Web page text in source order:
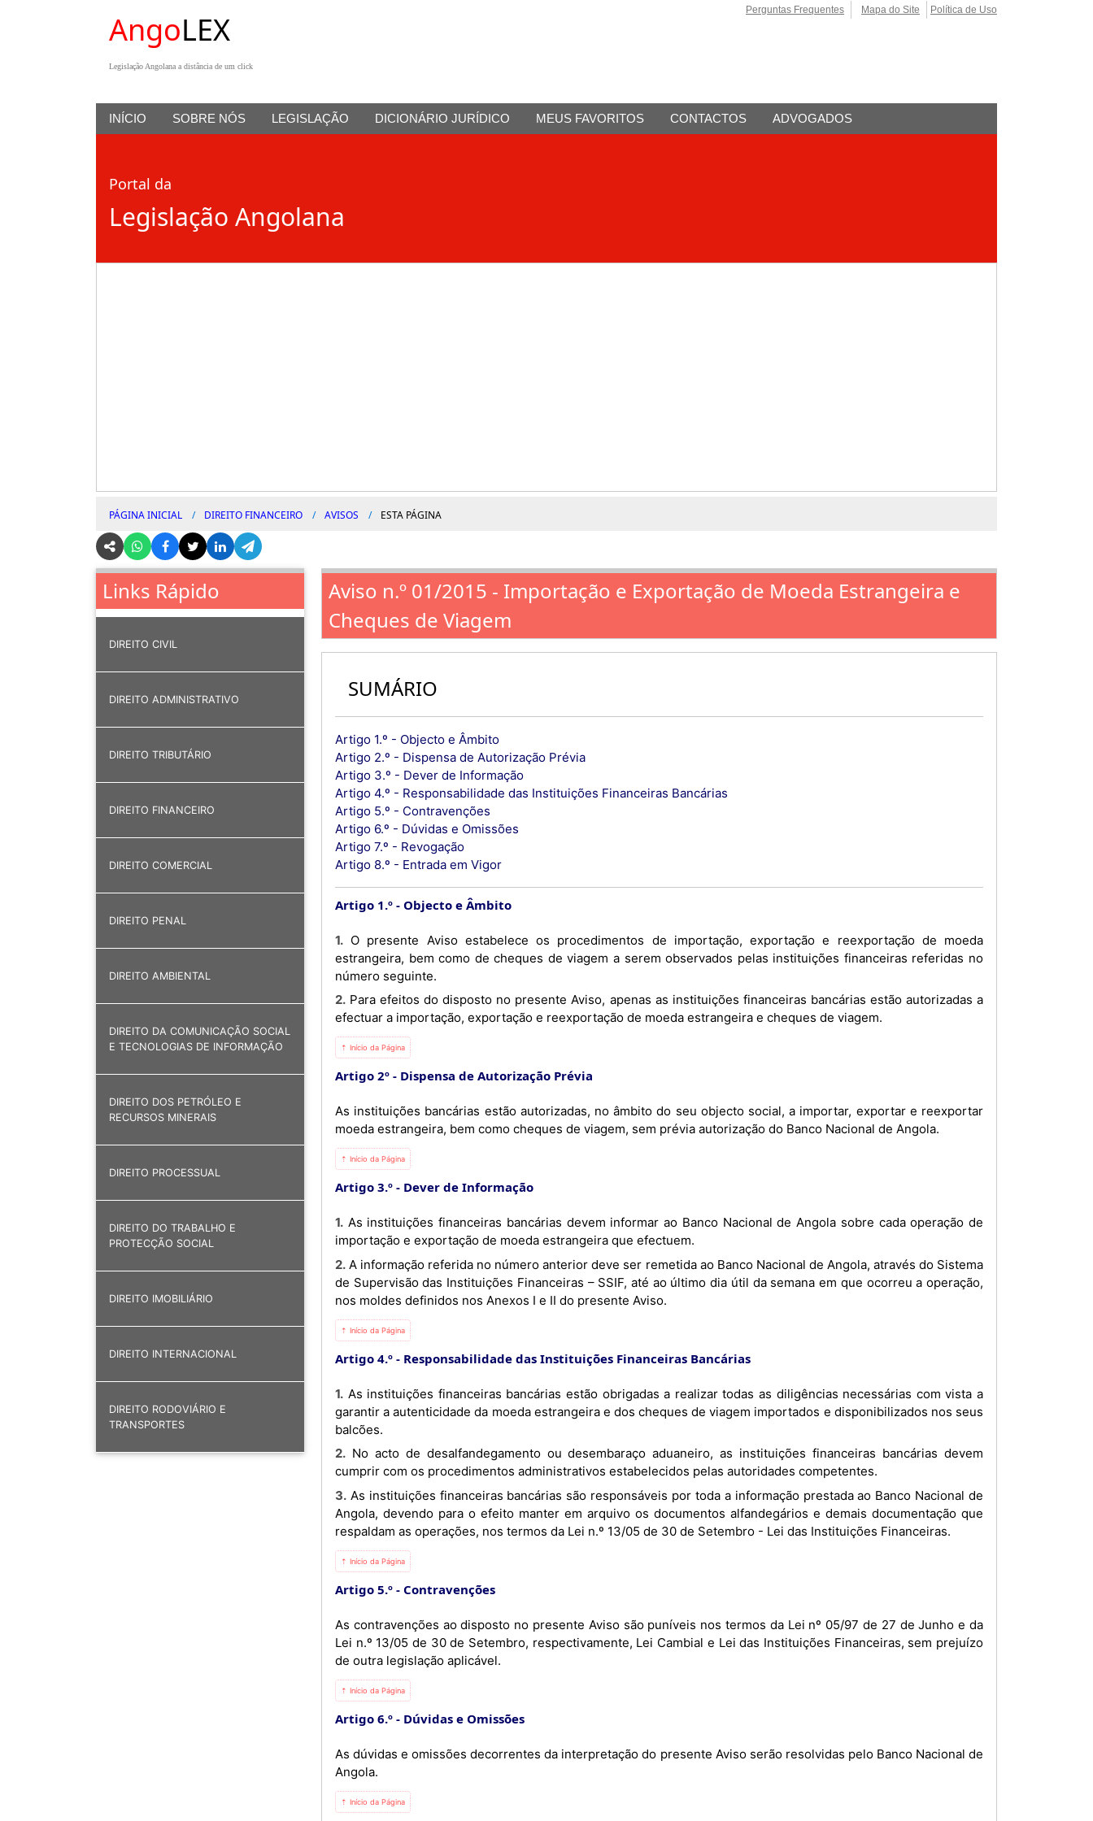
AngoLEX
Legislação Angolana a distância de um click
Perguntas Frequentes Mapa do Site Política de Uso
INÍCIO SOBRE NÓS LEGISLAÇÃO DICIONÁRIO JURÍDICO MEUS FAVORITOS CONTACTOS ADVOGADOS
Portal da
Legislação Angolana
PÁGINA INICIAL DIREITO FINANCEIRO AVISOS ESTA PÁGINA
Links Rápido
DIREITO CIVIL
DIREITO ADMINISTRATIVO
DIREITO TRIBUTÁRIO
DIREITO FINANCEIRO
DIREITO COMERCIAL
DIREITO PENAL
DIREITO AMBIENTAL
DIREITO DA COMUNICAÇÃO SOCIAL
E TECNOLOGIAS DE INFORMAÇÃO
DIREITO DOS PETRÓLEO E
RECURSOS MINERAIS
DIREITO PROCESSUAL
DIREITO DO TRABALHO E
PROTECÇÃO SOCIAL
DIREITO IMOBILIÁRIO
DIREITO INTERNACIONAL
DIREITO RODOVIÁRIO E
TRANSPORTES
Aviso n.º 01/2015 - Importação e Exportação de Moeda Estrangeira e
Cheques de Viagem
SUMÁRIO
Artigo 1.º - Objecto e Âmbito
Artigo 2.º - Dispensa de Autorização Prévia
Artigo 3.º - Dever de Informação
Artigo 4.º - Responsabilidade das Instituições Financeiras Bancárias
Artigo 5.º - Contravenções
Artigo 6.º - Dúvidas e Omissões
Artigo 7.º - Revogação
Artigo 8.º - Entrada em Vigor
Artigo 1.º Objecto e Âmbito
1. O presente Aviso estabelece os procedimentos de importação, exportação e reexportação de moeda
estrangeira, bem como de cheques de viagem a serem observados pelas instituições financeiras referidas no
número seguinte.
2. Para efeitos do disposto no presente Aviso, apenas as instituições financeiras bancárias estão autorizadas a
efectuar a importação, exportação e reexportação de moeda estrangeira e cheques de viagem.
⇡ Início da Página
Artigo 2º Dispensa de Autorização Prévia
As instituições bancárias estão autorizadas, no âmbito do seu objecto social, a importar, exportar e reexportar
moeda estrangeira, bem como cheques de viagem, sem prévia autorização do Banco Nacional de Angola.
⇡ Início da Página
Artigo 3.º Dever de Informação
1. As instituições financeiras bancárias devem informar ao Banco Nacional de Angola sobre cada operação de
importação e exportação de moeda estrangeira que efectuem.
2. A informação referida no número anterior deve ser remetida ao Banco Nacional de Angola, através do Sistema
de Supervisão das Instituições Financeiras – SSIF, até ao último dia útil da semana em que ocorreu a operação,
nos moldes definidos nos Anexos I e II do presente Aviso.
⇡ Início da Página
Artigo 4.º Responsabilidade das Instituições Financeiras Bancárias
1. As instituições financeiras bancárias estão obrigadas a realizar todas as diligências necessárias com vista a
garantir a autenticidade da moeda estrangeira e dos cheques de viagem importados e disponibilizados nos seus
balcões.
2. No acto de desalfandegamento ou desembaraço aduaneiro, as instituições financeiras bancárias devem
cumprir com os procedimentos administrativos estabelecidos pelas autoridades competentes.
3. As instituições financeiras bancárias são responsáveis por toda a informação prestada ao Banco Nacional de
Angola, devendo para o efeito manter em arquivo os documentos alfandegários e demais documentação que
respaldam as operações, nos termos da Lei n.º 13/05 de 30 de Setembro - Lei das Instituições Financeiras.
⇡ Início da Página
Artigo 5.º Contravenções
As contravenções ao disposto no presente Aviso são puníveis nos termos da Lei nº 05/97 de 27 de Junho e da
Lei n.º 13/05 de 30 de Setembro, respectivamente, Lei Cambial e Lei das Instituições Financeiras, sem prejuízo
de outra legislação aplicável.
⇡ Início da Página
Artigo 6.º Dúvidas e Omissões
As dúvidas e omissões decorrentes da interpretação do presente Aviso serão resolvidas pelo Banco Nacional de
Angola.
⇡ Início da Página